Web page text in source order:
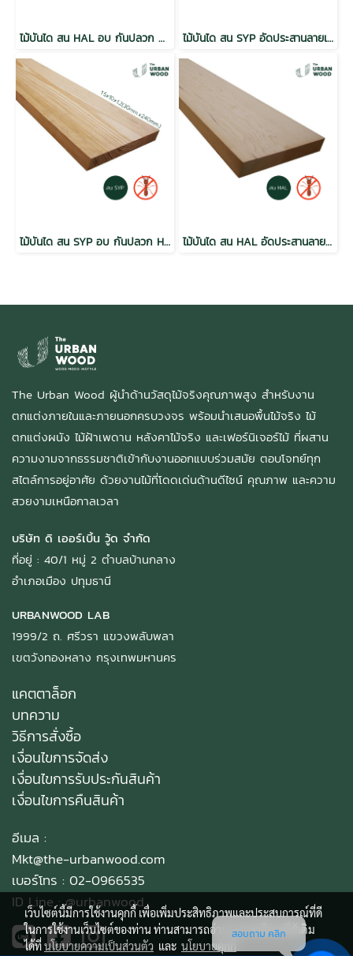
ไม้บันได สน HAL อบ กันปลวก H3.2 เกรดเนเชอรัล 1.5x12x2.4 (30mm.x280mm.) ไม้บันได สน SYP อัดประสานลายเส้นตรง อบ กันปลวก H3.2 เกรดเนเชอรัล 1.5x12x1.2 (30mm.x300mm.)
ไม้บันได สน SYP อบ กันปลวก H3.2 เกรดเนเชอรัล 1.5x10x1.2 (30mm.x240mm.) ไม้บันได สน HAL อัดประสานลายเส้นตรง อบ กันปลวก H3.2 เกรดเนเชอรัล 1.5x12x1.2 (30mm.x300mm.)
The Urban Wood ผู้นำด้านวัสดุไม้จริงคุณภาพสูง สำหรับงาน
ตกแต่งภายในและภายนอกครบวงจร พร้อมนำเสนอพื้นไม้จริง ไม้
ตกแต่งผนัง ไม้ฝ้าเพดาน หลังคาไม้จริง และเฟอร์นิเจอร์ไม้ ที่ผสาน
ความงามจากธรรมชาติเข้ากับงานออกแบบร่วมสมัย ตอบโจทย์ทุก
สไตล์การอยู่อาศัย ด้วยงานไม้ที่โดดเด่นด้านดีไซน์ คุณภาพ และความ
สวยงามเหนือกาลเวลา
บริษัท ดิ เออร์เบิ้น วู้ด จำกัด
ที่อยู่ : 40/1 หมู่ 2 ตำบลบ้านกลาง
อำเภอเมือง ปทุมธานี
URBANWOOD LAB
1999/2 ถ. ศรีวรา แขวงพลับพลา
เขตวังทองหลาง กรุงเทพมหานคร
แคตตาล็อก
บทความ
วิธีการสั่งซื้อ
เงื่อนไขการจัดส่ง
เงื่อนไขการรับประกันสินค้า
เงื่อนไขการคืนสินค้า
อีเมล :
Mkt@the-urbanwood.com
เบอร์โทร : 02-0966535
ID Line :@urbanwood
เว็บไซต์นี้มีการใช้งานคุกกี้ เพื่อเพิ่มประสิทธิภาพและประสบการณ์ที่ดี
ในการใช้งานเว็บไซต์ของท่าน ท่านสามารถอ่านรายละเอียดเพิ่มเติม
ได้ที่นโยบายความเป็นส่วนตัว และ นโยบายคุกกี้
สอบถาม คลิก